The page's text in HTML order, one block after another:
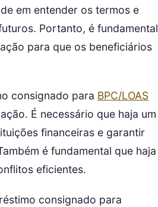
em entender os termos e
Portanto, é fundamental
para que os beneficiários
consignado para BPC/LOAS
É necessário que haja um
financeiras e garantir
é fundamental que haja
eficientes.
consignado para